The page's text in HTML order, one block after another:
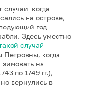
когда
на острове,
год
Здесь уместно
случай
Петровны, когда
на
по 1749 гг.),
вернулись в